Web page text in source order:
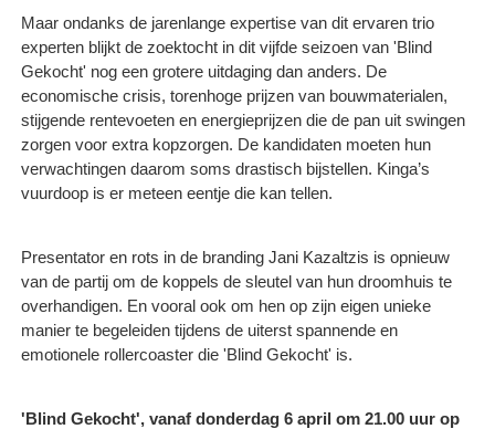
Maar ondanks de jarenlange expertise van dit ervaren trio
experten blijkt de zoektocht in dit vijfde seizoen van 'Blind
Gekocht' nog een grotere uitdaging dan anders. De
economische crisis, torenhoge prijzen van bouwmaterialen,
stijgende rentevoeten en energieprijzen die de pan uit swingen
zorgen voor extra kopzorgen. De kandidaten moeten hun
verwachtingen daarom soms drastisch bijstellen. Kinga’s
vuurdoop is er meteen eentje die kan tellen. ​
Presentator en rots in de branding Jani Kazaltzis is opnieuw
van de partij om de koppels de sleutel van hun droomhuis te
overhandigen. En vooral ook om hen op zijn eigen unieke
manier te begeleiden tijdens de uiterst spannende en
emotionele rollercoaster die 'Blind Gekocht' is.
'Blind Gekocht', vanaf donderdag 6 april om 21.00 uur op